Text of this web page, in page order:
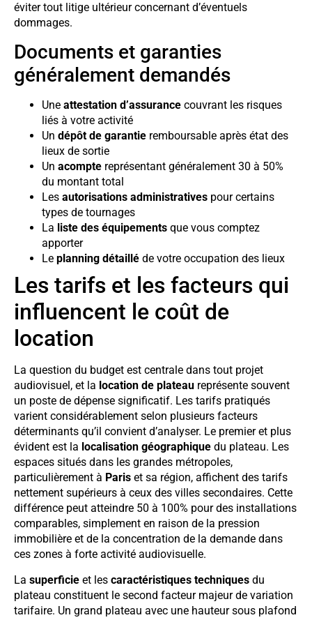
éviter tout litige ultérieur concernant d’éventuels
dommages.
Documents et garanties
généralement demandés
Une attestation d’assurance couvrant les risques
liés à votre activité
Un dépôt de garantie remboursable après état des
lieux de sortie
Un acompte représentant généralement 30 à 50%
du montant total
Les autorisations administratives pour certains
types de tournages
La liste des équipements que vous comptez
apporter
Le planning détaillé de votre occupation des lieux
Les tarifs et les facteurs qui
influencent le coût de
location
La question du budget est centrale dans tout projet
audiovisuel, et la location de plateau représente souvent
un poste de dépense significatif. Les tarifs pratiqués
varient considérablement selon plusieurs facteurs
déterminants qu’il convient d’analyser. Le premier et plus
évident est la localisation géographique du plateau. Les
espaces situés dans les grandes métropoles,
particulièrement à Paris et sa région, affichent des tarifs
nettement supérieurs à ceux des villes secondaires. Cette
différence peut atteindre 50 à 100% pour des installations
comparables, simplement en raison de la pression
immobilière et de la concentration de la demande dans
ces zones à forte activité audiovisuelle.
La superficie et les caractéristiques techniques du
plateau constituent le second facteur majeur de variation
tarifaire. Un grand plateau avec une hauteur sous plafond